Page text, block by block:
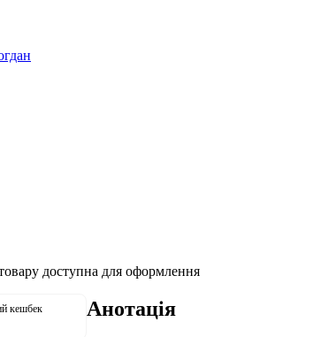
доступна для оформлення
кешбек
Анотація